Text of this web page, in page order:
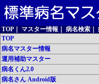
TOP マスター情報 病名検索
TOP
病名マスター情報
運用補助マスター
病名くん2.0
病名さん Android版